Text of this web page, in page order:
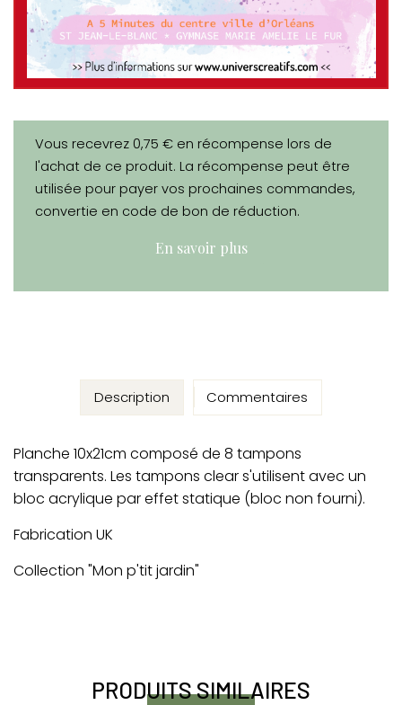
Vous recevrez 0,75 € en récompense lors de
l'achat de ce produit. La récompense peut être
utilisée pour payer vos prochaines commandes,
convertie en code de bon de réduction.
En savoir plus
Description
Planche 10x21cm composé de 8 tampons
transparents. Les tampons clear s'utilisent avec un
bloc acrylique par effet statique (bloc non fourni).
Fabrication UK
Collection "Mon p'tit jardin"
Commentaires
PRODUITS SIMILAIRES